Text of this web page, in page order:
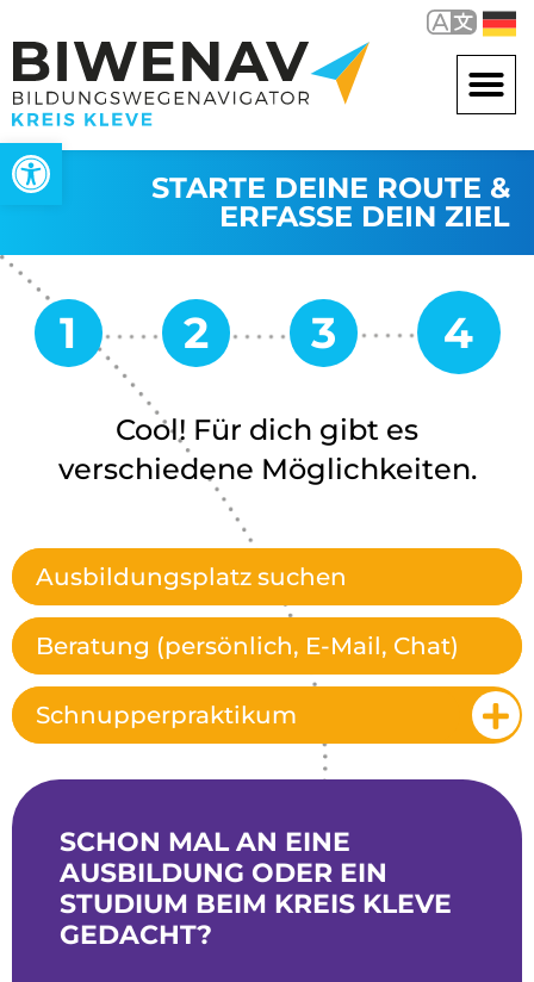
Werkzeugleiste öffnen
STARTE DEINE ROUTE &
ERFASSE DEIN ZIEL
Cool! Für dich gibt es
verschiedene Möglichkeiten.
Ausbildungsplatz suchen
Beratung (persönlich, E-Mail, Chat)
Schnupperpraktikum
SCHON MAL AN EINE
AUSBILDUNG ODER EIN
STUDIUM BEIM KREIS KLEVE
GEDACHT?